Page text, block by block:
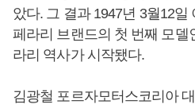
았다. 그 결과 1947년 3월12일
페라리 브랜드의 첫 번째 모델
라리 역사가 시작됐다.
김광철 포르자모터스코리아